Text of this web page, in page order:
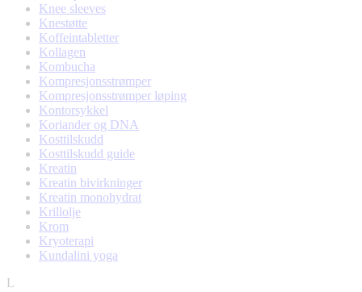
Knee sleeves
Knestøtte
Koffeintabletter
Kollagen
Kombucha
Kompresjonsstrømper
Kompresjonsstrømper løping
Kontorsykkel
Koriander og DNA
Kosttilskudd
Kosttilskudd guide
Kreatin
Kreatin bivirkninger
Kreatin monohydrat
Krillolje
Krom
Kryoterapi
Kundalini yoga
L